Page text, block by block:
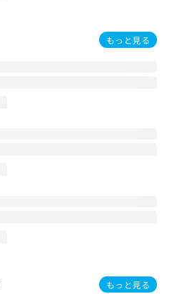
もっと見る
もっと見る